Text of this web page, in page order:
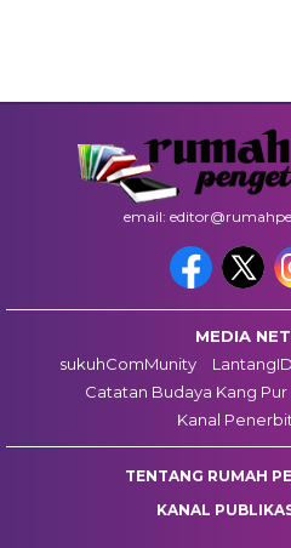
email:
MEDIA
sukuhComMunity
LantangID
Catatan Budaya Kang Pur
Kanal
TENTANG RUMAH
KANAL